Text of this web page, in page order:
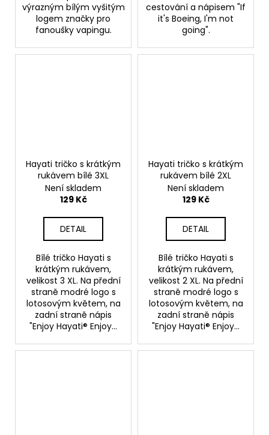
výrazným bílým vyšitým
logem značky pro
fanoušky vapingu.
cestování a nápisem "If
it's Boeing, I'm not
going".
Hayati tričko s krátkým
rukávem bílé 3XL
Není skladem
129 Kč
DETAIL
Bílé tričko Hayati s
krátkým rukávem,
velikost 3 XL. Na přední
straně modré logo s
lotosovým květem, na
zadní straně nápis
"Enjoy Hayati® Enjoy...
Hayati tričko s krátkým
rukávem bílé 2XL
Není skladem
129 Kč
DETAIL
Bílé tričko Hayati s
krátkým rukávem,
velikost 2 XL. Na přední
straně modré logo s
lotosovým květem, na
zadní straně nápis
"Enjoy Hayati® Enjoy...